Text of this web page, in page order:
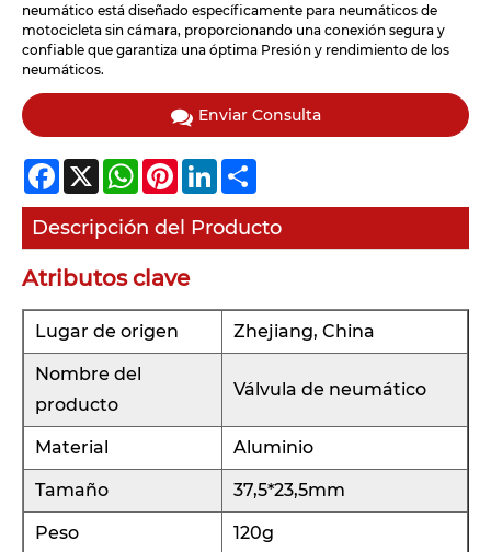
neumático está diseñado específicamente para neumáticos de
motocicleta sin cámara, proporcionando una conexión segura y
confiable que garantiza una óptima Presión y rendimiento de los
neumáticos.
Enviar Consulta
Facebook
X WhatsAppPinterestLinkedIn
Descripción del Producto
Atributos clave
Lugar de origen Zhejiang, China
Nombre del
producto
Válvula de neumático
Material Aluminio
Tamaño 37,5*23,5mm
Peso 120g